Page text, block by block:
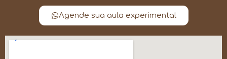
Agende sua aula experimental